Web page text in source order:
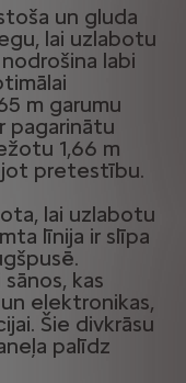
un gluda
lai uzlabotu
labi
m garumu
pagarinātu
1,66 m
pretestību.
lai uzlabotu
līnija ir slīpa
kas
elektronikas,
Šie divkrāsu
palīdz